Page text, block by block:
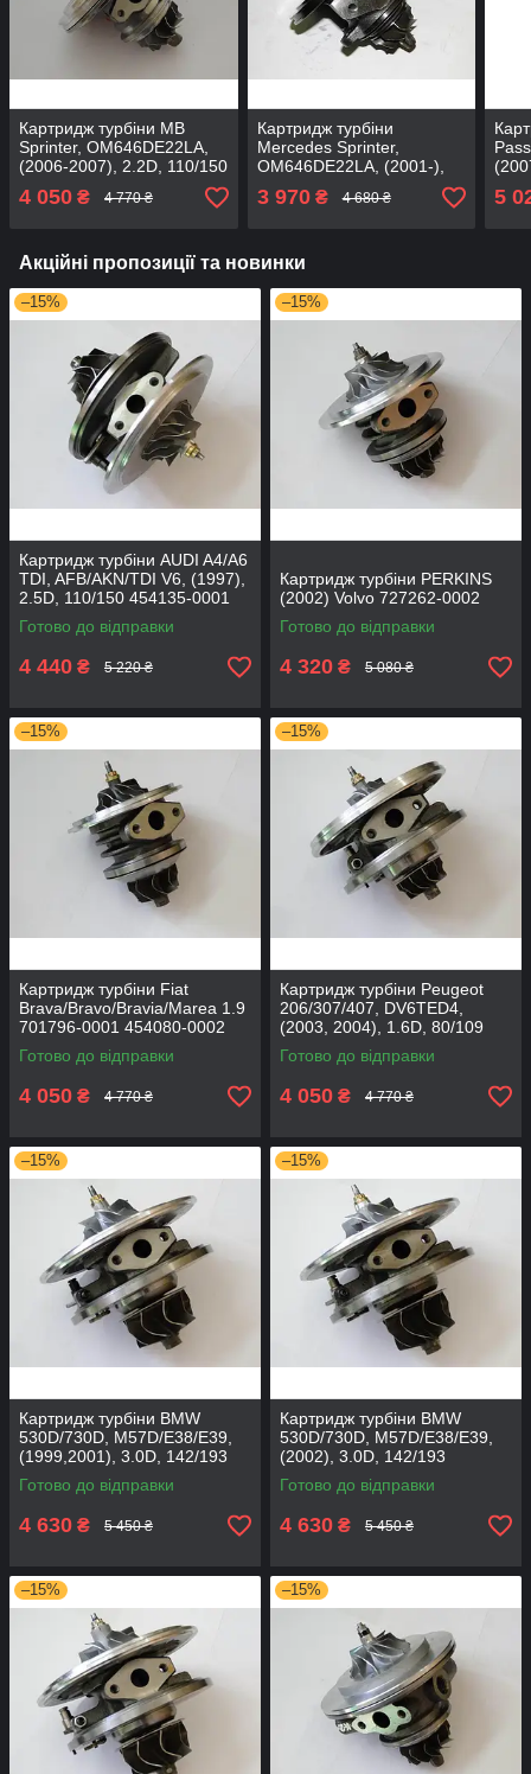
Картридж турбіни MB
Sprinter, OM646DE22LA,
(2006-2007), 2.2D, 110/150
53049700057
4 050 ₴ 4 770 ₴
Картридж турбіни
Mercedes Sprinter,
OM646DE22LA, (2001-),
2.2D, 110/150
54399700049
3 970₴ 4 680 ₴ 5
Акційні пропозиції та новинки
–15%
Картридж турбіни AUDI A4/A6
TDI, AFB/AKN/TDI V6, (1997),
2.5D, 110/150 454135-0001
Готово до відправки
4 440 ₴ 5 220 ₴
–15%
Картридж турбіни PERKINS
(2002) Volvo 727262-0002
Готово до відправки
4 320 ₴ 5 080 ₴
–15%
Картридж турбіни Fiat
Brava/Bravo/Bravia/Marea 1.9
701796-0001 454080-0002
Готово до відправки
4 050 ₴ 4 770 ₴
–15%
Картридж турбіни Peugeot
206/307/407, DV6TED4,
(2003, 2004), 1.6D, 80/109
753420-0002
Готово до відправки
4 050 ₴ 4 770 ₴
–15%
Картридж турбіни BMW
530D/730D, M57D/E38/E39,
(1999,2001), 3.0D, 142/193
454191-0007
Готово до відправки
4 630 ₴ 5 450 ₴
–15%
Картридж турбіни BMW
530D/730D, M57D/E38/E39,
(2002), 3.0D, 142/193
454191-0008
Готово до відправки
4 630 ₴ 5 450 ₴
–15% –15%